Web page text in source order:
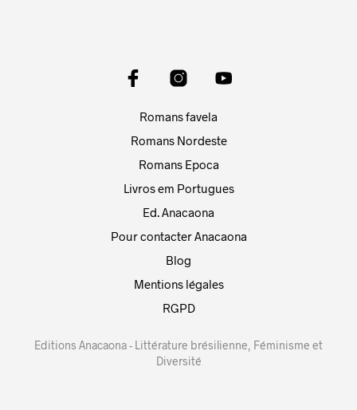
Romans favela
Romans Nordeste
Romans Epoca
Livros em Portugues
Ed. Anacaona
Pour contacter Anacaona
Blog
Mentions légales
RGPD
Editions Anacaona - Littérature brésilienne, Féminisme et
Diversité